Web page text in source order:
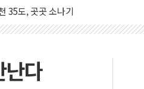
35도, 곳곳 소나기
…피해자들 '범죄 사각지대' 우려
...김민석 '재역전' vs 정청래 '격차 확대'
우려 후퇴…S&P500 최고치
다